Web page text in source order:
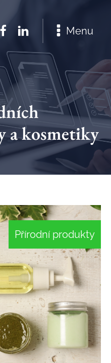
Menu
a kosmetiky
Přírodní produkty